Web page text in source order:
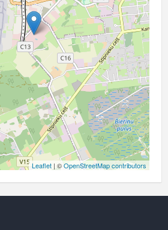
Leaflet | ©OpenStreetMap contributors